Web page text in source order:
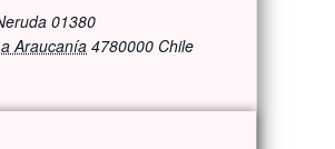
01380
Araucanía4780000 Chile